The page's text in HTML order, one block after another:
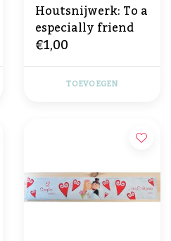
Houtsnijwerk: To a
especially friend
€1,00
TOEVOEGEN